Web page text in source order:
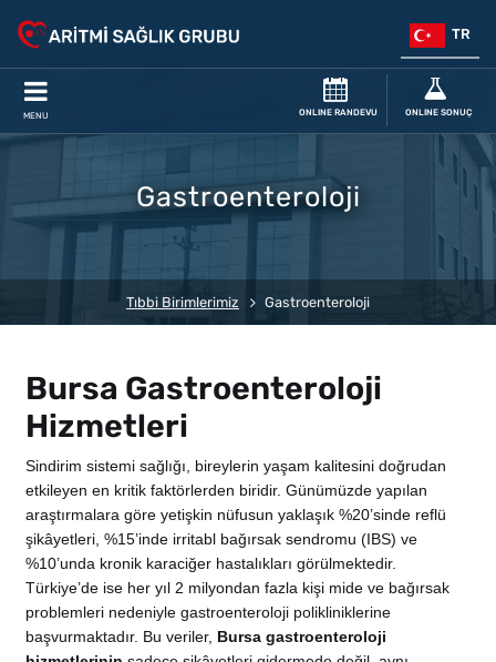
TR
MENU ONLINE RANDEVU ONLINE SONUÇ
Gastroenteroloji
Tıbbi Birimlerimiz Gastroenteroloji
Bursa Gastroenteroloji
Hizmetleri
Sindirim sistemi sağlığı, bireylerin yaşam kalitesini doğrudan
etkileyen en kritik faktörlerden biridir. Günümüzde yapılan
araştırmalara göre yetişkin nüfusun yaklaşık %20’sinde reflü
şikâyetleri, %15’inde irritabl bağırsak sendromu (IBS) ve
%10’unda kronik karaciğer hastalıkları görülmektedir.
Türkiye’de ise her yıl 2 milyondan fazla kişi mide ve bağırsak
problemleri nedeniyle gastroenteroloji polikliniklerine
başvurmaktadır. Bu veriler, Bursa gastroenteroloji